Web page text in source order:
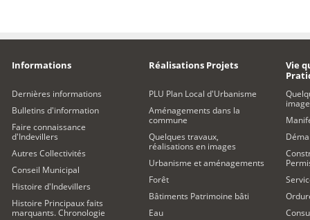
Informations
Dernières informations
Bulletins d'information
Faire connaissance
d'Indevillers
Autres Collectivités
Conseil Municipal
Histoire d'Indevillers
Histoire Principaux faits
marquants. Chronologie
Réalisations Projets
PLU Plan Local d'Urbanisme
Aménagements dans la
commune
Quelques travaux,
réalisations en images
Urbanisme et aménagements
Forêt
Bâtiments Patrimoine bâti
Eau
Vie